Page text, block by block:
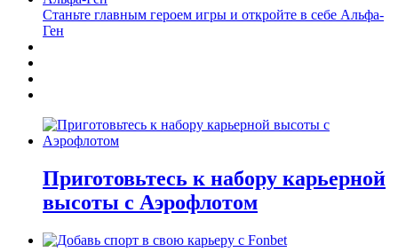
Станьте главным героем игры и откройте в себе Альфа-
Ген
Приготовьтесь к набору карьерной
высоты с Аэрофлотом